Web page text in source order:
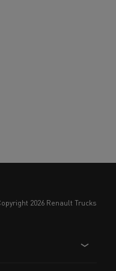
copyright 2026 Renault Trucks